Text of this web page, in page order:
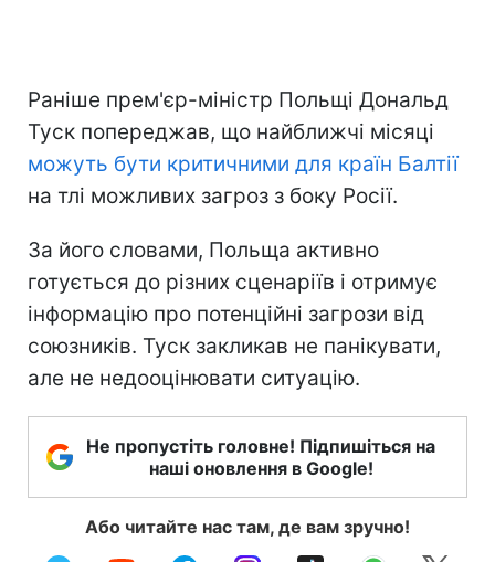
Раніше прем'єр-міністр Польщі Дональд
Туск попереджав, що найближчі місяці
можуть бути критичними для країн Балтії
на тлі можливих загроз з боку Росії.
За його словами, Польща активно
готується до різних сценаріїв і отримує
інформацію про потенційні загрози від
союзників. Туск закликав не панікувати,
але не недооцінювати ситуацію.
Не пропустіть головне! Підпишіться на
наші оновлення в Google!
Або читайте нас там, де вам зручно!